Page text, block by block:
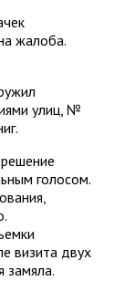
жалоба.
улиц, №
голосом.
визита двух
замяла.